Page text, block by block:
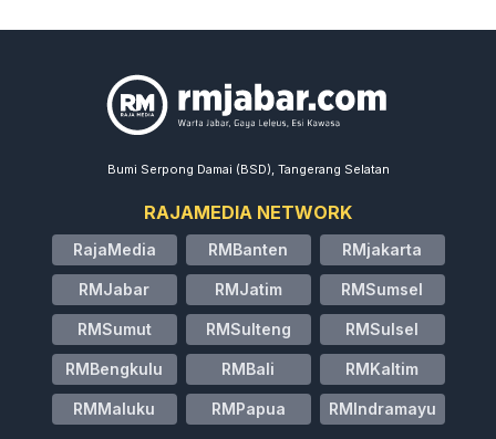
Bumi Serpong Damai (BSD), Tangerang Selatan
RAJAMEDIA NETWORK
RajaMedia RMBanten RMjakarta
RMJabar RMJatim RMSumsel
RMSumut RMSulteng RMSulsel
RMBengkulu RMBali RMKaltim
RMMaluku RMPapua RMIndramayu